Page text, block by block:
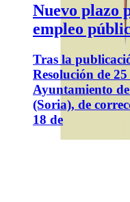
Nuevo plazo
empleo
Tras la
Resolución de
Ayuntamiento
(Soria), de
18 de